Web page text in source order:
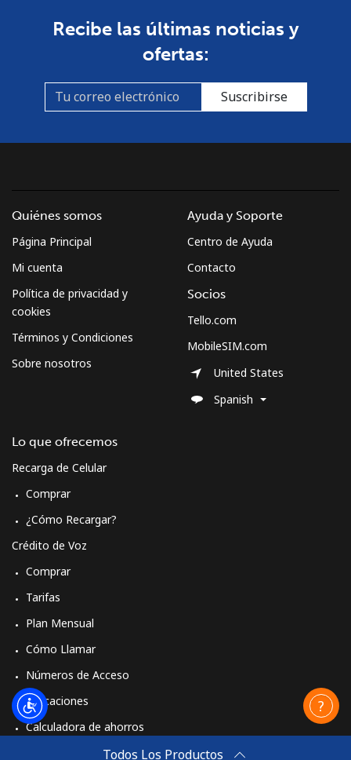
Recibe las últimas noticias y
ofertas:
Suscribirse
Todos Los Productos
Quiénes somos
Página Principal
Mi cuenta
Política de privacidad y
cookies
Términos y Condiciones
Sobre nosotros
Lo que ofrecemos
Recarga de Celular
Comprar
¿Cómo Recargar?
Crédito de Voz
Comprar
Tarifas
Plan Mensual
Cómo Llamar
Números de Acceso
Aplicaciones
Calculadora de ahorros
Ayuda y Soporte
Centro de Ayuda
Contacto
Socios
Tello.com
MobileSIM.com
United States
Spanish